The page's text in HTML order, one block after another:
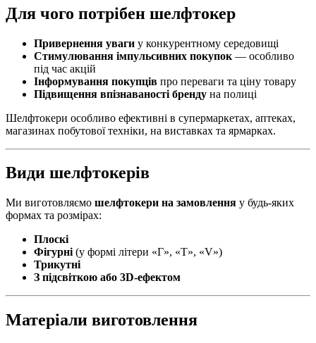
Для чого потрібен шелфтокер
Привернення уваги у конкурентному середовищі
Стимулювання імпульсивних покупок — особливо
під час акцій
Інформування покупців про переваги та ціну товару
Підвищення впізнаваності бренду на полиці
Шелфтокери особливо ефективні в супермаркетах, аптеках,
магазинах побутової техніки, на виставках та ярмарках.
Види шелфтокерів
Ми виготовляємо шелфтокери на замовлення у будь-яких
формах та розмірах:
Плоскі
Фігурні (у формі літери «Г», «Т», «V»)
Трикутні
З підсвіткою або 3D-ефектом
Матеріали виготовлення